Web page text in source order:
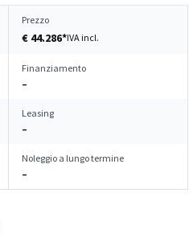
Prezzo
€ 44.286*IVA incl.
Finanziamento
–
Leasing
–
Noleggio a lungo termine
–